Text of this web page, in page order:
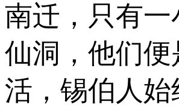
南迁，只有
仙洞，他们
活，锡伯人